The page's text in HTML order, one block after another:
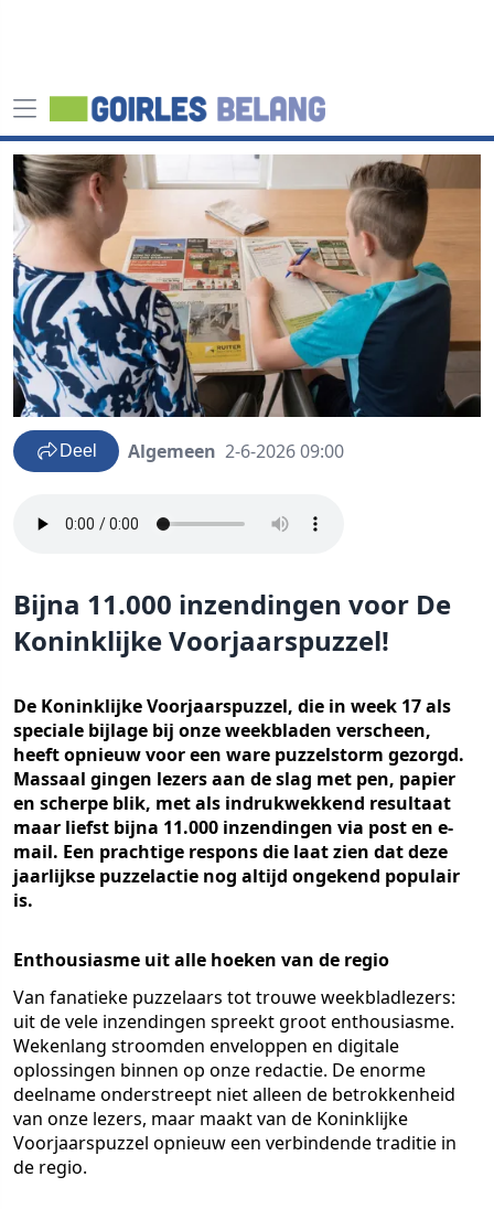
Deel Algemeen 2-6-2026 09:00
Bijna 11.000 inzendingen voor De
Koninklijke Voorjaarspuzzel!
De Koninklijke Voorjaarspuzzel, die in week 17 als
speciale bijlage bij onze weekbladen verscheen,
heeft opnieuw voor een ware puzzelstorm gezorgd.
Massaal gingen lezers aan de slag met pen, papier
en scherpe blik, met als indrukwekkend resultaat
maar liefst bijna 11.000 inzendingen via post en e-
mail. Een prachtige respons die laat zien dat deze
jaarlijkse puzzelactie nog altijd ongekend populair
is.
Enthousiasme uit alle hoeken van de regio
Van fanatieke puzzelaars tot trouwe weekbladlezers:
uit de vele inzendingen spreekt groot enthousiasme.
Wekenlang stroomden enveloppen en digitale
oplossingen binnen op onze redactie. De enorme
deelname onderstreept niet alleen de betrokkenheid
van onze lezers, maar maakt van de Koninklijke
Voorjaarspuzzel opnieuw een verbindende traditie in
de regio.